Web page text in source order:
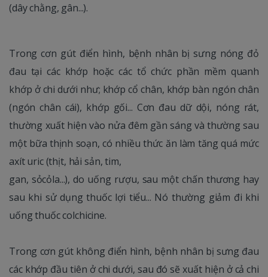
(dây chằng, gân...).
Trong cơn gút điển hình, bệnh nhân bị sưng nóng đỏ
đau tại các khớp hoặc các tổ chức phần mềm quanh
khớp ở chi dưới như; khớp cổ chân, khớp bàn ngón chân
(ngón chân cái), khớp gối... Cơn đau dữ dội, nóng rát,
thường xuất hiện vào nửa đêm gần sáng và thường sau
một bữa thịnh soạn, có nhiều thức ăn làm tăng quá mức
axít uric (thịt, hải sản, tim,
gan, sỏcỏla...), do uống rượu, sau một chấn thương hay
sau khi sử dụng thuốc lợi tiểu... Nó thường giảm đi khi
uống thuốc colchicine.
Trong cơn gút không điển hình, bệnh nhân bị sưng đau
các khớp đầu tiên ở chi dưới, sau đó sẽ xuất hiện ở cả chi